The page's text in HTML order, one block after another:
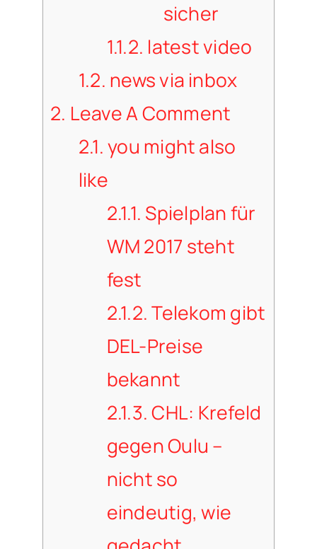
sicher
1.1.2. latest video
1.2. news via inbox
2. Leave A Comment
2.1.you might also
like
2.1.1. Spielplan für
WM 2017 steht
fest
2.1.2.Telekom gibt
DEL-Preise
bekannt
2.1.3.CHL: Krefeld
gegen Oulu –
nicht so
eindeutig, wie